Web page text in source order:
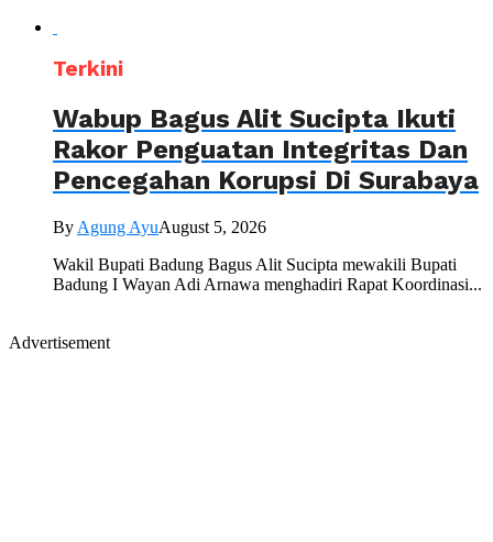
Terkini
Wabup Bagus Alit Sucipta Ikuti
Rakor Penguatan Integritas Dan
Pencegahan Korupsi Di Surabaya
By Agung AyuAugust 5, 2026
Wakil Bupati Badung Bagus Alit Sucipta mewakili Bupati
Badung I Wayan Adi Arnawa menghadiri Rapat Koordinasi...
Advertisement